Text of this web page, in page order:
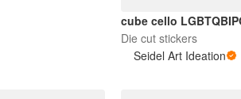
cube cello
Die cut stickers
Seidel Art Ideation